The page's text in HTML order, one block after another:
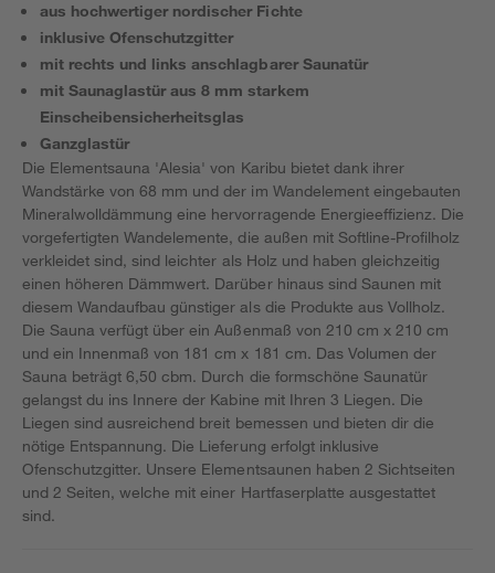
aus hochwertiger nordischer Fichte
inklusive Ofenschutzgitter
mit rechts und links anschlagbarer Saunatür
mit Saunaglastür aus 8 mm starkem
Einscheibensicherheitsglas
Ganzglastür
Die Elementsauna 'Alesia' von Karibu bietet dank ihrer
Wandstärke von 68 mm und der im Wandelement eingebauten
Mineralwolldämmung eine hervorragende Energieeffizienz. Die
vorgefertigten Wandelemente, die außen mit Softline-Profilholz
verkleidet sind, sind leichter als Holz und haben gleichzeitig
einen höheren Dämmwert. Darüber hinaus sind Saunen mit
diesem Wandaufbau günstiger als die Produkte aus Vollholz.
Die Sauna verfügt über ein Außenmaß von 210 cm x 210 cm
und ein Innenmaß von 181 cm x 181 cm. Das Volumen der
Sauna beträgt 6,50 cbm. Durch die formschöne Saunatür
gelangst du ins Innere der Kabine mit Ihren 3 Liegen. Die
Liegen sind ausreichend breit bemessen und bieten dir die
nötige Entspannung. Die Lieferung erfolgt inklusive
Ofenschutzgitter. Unsere Elementsaunen haben 2 Sichtseiten
und 2 Seiten, welche mit einer Hartfaserplatte ausgestattet
sind.